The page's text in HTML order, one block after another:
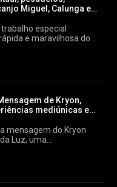
Miguel, Calunga e
especial
e maravilhosa do
o trabalho dos
manutenção dos
de alguma forma,
pessoas! Beijos!
de Kryon,
mediúnicas e
mensagem do Kryon
Luz, uma
mediúnicas,